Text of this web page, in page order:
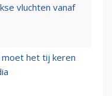
vluchten vanaf
moet het tij keren